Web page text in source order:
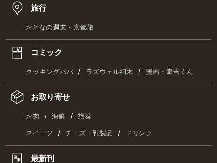
旅行
おとなの週末・京都旅
コミック
クッキングパパ / ラズウェル細木 / 漫画・満吉くん
お取り寄せ
お肉 / 海鮮 / 惣菜
スイーツ / チーズ・乳製品 / ドリンク
最新刊